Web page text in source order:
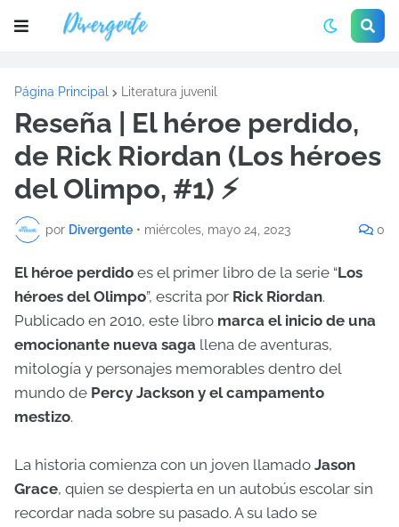
Página Principal Literatura juvenil
Reseña | El héroe perdido,
de Rick Riordan (Los héroes
del Olimpo, #1) ⚡
por Divergente • miércoles, mayo 24, 2023 0
El héroe perdido es el primer libro de la serie “Los
héroes del Olimpo”, escrita por Rick Riordan.
Publicado en 2010, este libro marca el inicio de una
emocionante nueva saga llena de aventuras,
mitología y personajes memorables dentro del
mundo de Percy Jackson y el campamento
mestizo.
La historia comienza con un joven llamado Jason
Grace, quien se despierta en un autobús escolar sin
recordar nada sobre su pasado. A su lado se